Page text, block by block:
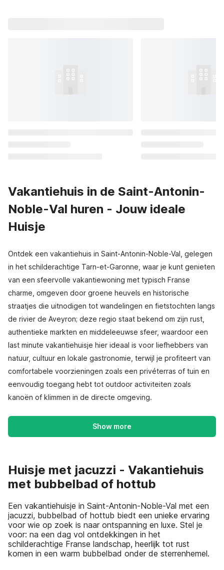
Vakantiehuis in de Saint-Antonin-
Noble-Val huren - Jouw ideale
Huisje
Ontdek een vakantiehuis in Saint-Antonin-Noble-Val, gelegen
in het schilderachtige Tarn-et-Garonne, waar je kunt genieten
van een sfeervolle vakantiewoning met typisch Franse
charme, omgeven door groene heuvels en historische
straatjes die uitnodigen tot wandelingen en fietstochten langs
de rivier de Aveyron; deze regio staat bekend om zijn rust,
authentieke markten en middeleeuwse sfeer, waardoor een
last minute vakantiehuisje hier ideaal is voor liefhebbers van
natuur, cultuur en lokale gastronomie, terwijl je profiteert van
comfortabele voorzieningen zoals een privéterras of tuin en
eenvoudig toegang hebt tot outdoor activiteiten zoals
kanoën of klimmen in de directe omgeving.
Show more
Huisje met jacuzzi - Vakantiehuis
met bubbelbad of hottub
Een vakantiehuisje in Saint-Antonin-Noble-Val met een
jacuzzi, bubbelbad of hottub biedt een unieke ervaring
voor wie op zoek is naar ontspanning en luxe. Stel je
voor: na een dag vol ontdekkingen in het
schilderachtige Franse landschap, heerlijk tot rust
komen in een warm bubbelbad onder de sterrenhemel.